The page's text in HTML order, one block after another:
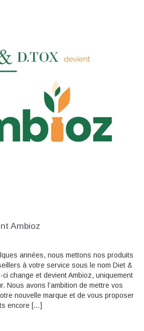
Ambioz
années, nous mettons nos produits
à votre service sous le nom Diet &
ci change et devient Ambioz, uniquement
Nous avons l’ambition de mettre vos
nouvelle marque et de vous proposer
encore […]